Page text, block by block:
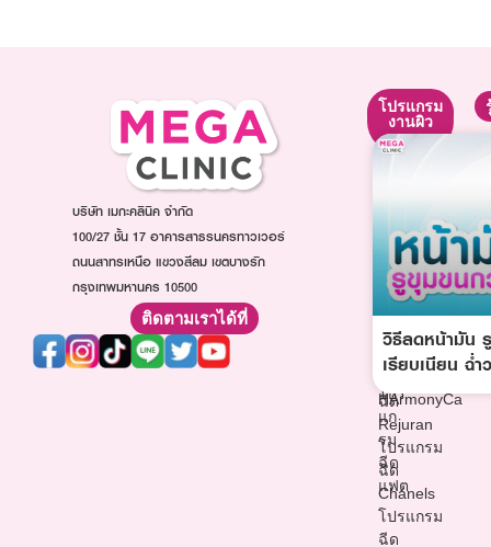
บริษัท เมกะคลินิค จำกัด
100/27 ชั้น 17 อาคารสาธรนครทาวเวอร์
ถนนสาทรเหนือ แขวงสีลม เขตบางรัก
กรุงเทพมหานคร 10500
ติดตามเราได้ที่
โปรแกรม
ปรับรูป
หน้า
อก
โปร
แก
รม
ฉีด
เลอ
ร์
โปร
แก
รม
ฉีด
แฟต
โปรแกรม
ยกกระชับ
โปรแกรม
Oligio
โปรแกรม
Thermage
โปรแกรม
ฉีด
Sculptra
โปรแกรม
ฉีด
HArmonyCa
โปรแกรม
งานผิว
โปรแกรม
โปรแกรม
ฉีดออร่า
ไวท์
โปรแกรม
วิตามิน
ผิว
ฉีด
Rejuran
โปรแกรม
ฉีด
Chanels
โปรแกรม
ฉีด
วิธีลดหน้ามัน
เรียบเนียน ฉ่